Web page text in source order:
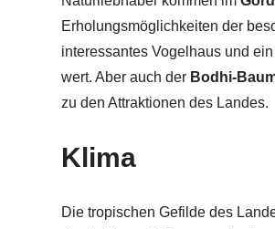
Erholungsmöglichkeiten der
interessantes Vogelhaus und
wert. Aber auch der Bodhi-
zu den Attraktionen des Landes.
Klima
Die tropischen Gefilde des